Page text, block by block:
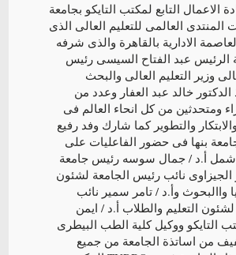
الاعمال التابع لمكتب التايكو بجامعة
المنتدى العالمى للتعليم العالى الذى
الادارية بالقاهرة والذى شرفه
الرئيس عبد الفتاح السيسى رئيس
وزير التعليم العالى والبحث
الدكتور خالد عبد العفار وعدد من
ومتحدثين من كل انحاء العالم فى
والتطوير كما شارك وفد رفيع
بنها فى حضور الفاعليات على
3 ايام شمل أ.د / جمال سوسه رئيس جامعة
الجيزاوى نائب رئيس الجامعة لشئون
واالبحوث وأ.د / تامر سمير نائب
التعليم والطلاب أ.د / ايمن
التايكو ووكيل كلية الطب البيطرى
من اساتذة الجامعة من جميع